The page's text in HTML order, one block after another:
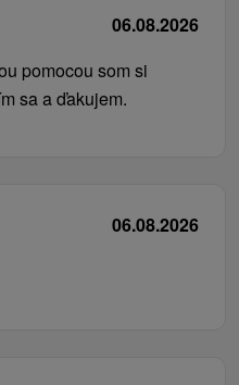
06.08.2026
pomocou som si
sa a ďakujem.
06.08.2026